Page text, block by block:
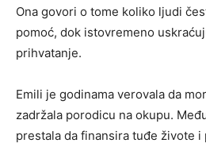
Ona govori o tome koliko ljudi
pomoć, dok istovremeno
prihvatanje.
Emili je godinama verovala da
zadržala porodicu na okupu.
prestala da finansira tuđe živote i